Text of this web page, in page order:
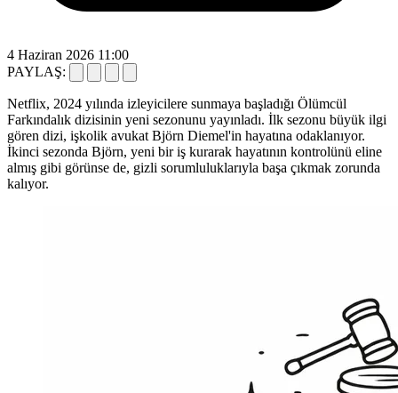
4 Haziran 2026 11:00
PAYLAŞ:
Netflix, 2024 yılında izleyicilere sunmaya başladığı Ölümcül
Farkındalık dizisinin yeni sezonunu yayınladı. İlk sezonu büyük ilgi
gören dizi, işkolik avukat Björn Diemel'in hayatına odaklanıyor.
İkinci sezonda Björn, yeni bir iş kurarak hayatının kontrolünü eline
almış gibi görünse de, gizli sorumluluklarıyla başa çıkmak zorunda
kalıyor.